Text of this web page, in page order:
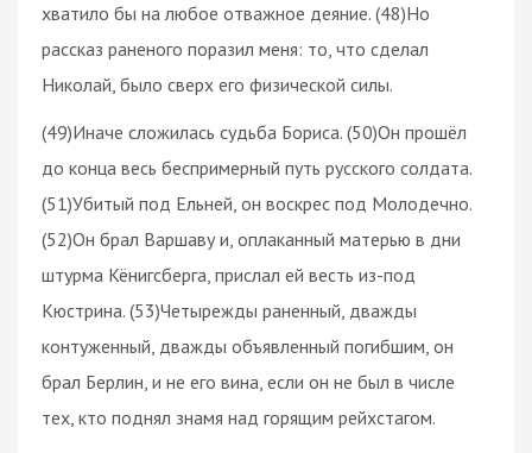
хватило бы на любое отважное деяние. (48)Но
рассказ раненого поразил меня: то, что сделал
Николай, было сверх его физической силы.
(49)Иначе сложилась судьба Бориса. (50)Он прошёл
до конца весь беспримерный путь русского солдата.
(51)Убитый под Ельней, он воскрес под Молодечно.
(52)Он брал Варшаву и, оплаканный матерью в дни
штурма Кёнигсберга, прислал ей весть из-под
Кюстрина. (53)Четырежды раненный, дважды
контуженный, дважды объявленный погибшим, он
брал Берлин, и не его вина, если он не был в числе
тех, кто поднял знамя над горящим рейхстагом.